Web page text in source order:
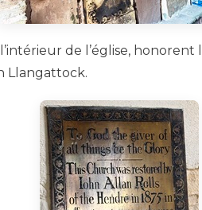
de l’église,
Llangattock.